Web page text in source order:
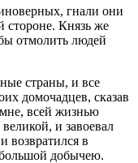
гнали они
стороне. Князь же
отмолить людей
страны, и все
домочадцев, сказав
всей жизнью
и завоевал
возвратился в
добычею.